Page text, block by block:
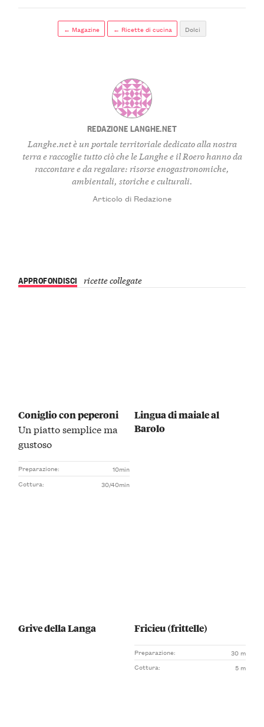
← Magazine ← Ricette di cucina Dolci
REDAZIONE LANGHE.NET
Langhe.net è un portale territoriale dedicato alla nostra
terra e raccoglie tutto ciò che le Langhe e il Roero hanno da
raccontare e da regalare: risorse enogastronomiche,
ambientali, storiche e culturali.
Articolo di Redazione
APPROFONDISCI ricette collegate
Coniglio con peperoni
Un piatto semplice ma
gustoso
Preparazione:
10min
Cottura:
30/40min
Lingua di maiale al
Barolo
Grive della Langa Fricieu (frittelle)
Preparazione:
30 m
Cottura:
5 m